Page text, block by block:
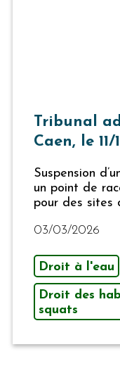
Tribunal
Caen, le
Suspension
un point de
pour des sites
03/03/2026
Droit à l'eau
Droit des
squats